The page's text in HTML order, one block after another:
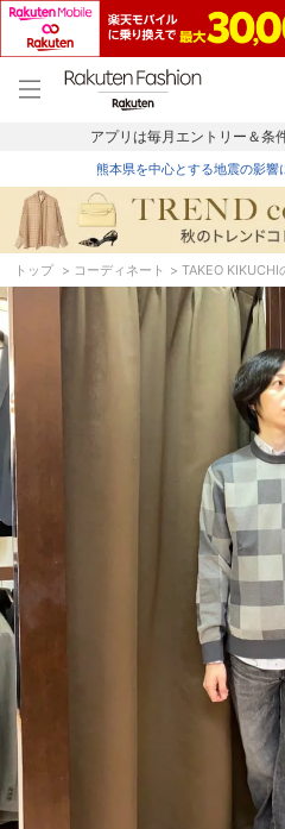
menu home
トップ
アプリは毎月エントリー＆条
熊本県を中心とする地震の影
トップ コーディネート TAKEO KIKUCHI